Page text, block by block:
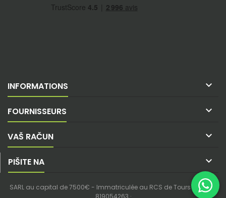
INFORMATIONS 
FOURNISSEURS 
VAŠ RAČUN 
PIŠITE NA 
SARL au capital de 7500€ - Immatriculée au RCS de Tours - SIREN :
819054263 ·